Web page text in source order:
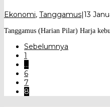
Ekonomi, Tanggamus|13
Tanggamus (Harian Pilar) Harja
Sebelumnya
1
…
6
7
8